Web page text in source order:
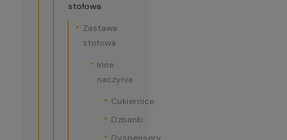
stołowa
Zastawa
stołowa
Inne
naczynia
Cukiernice
Dzbanki